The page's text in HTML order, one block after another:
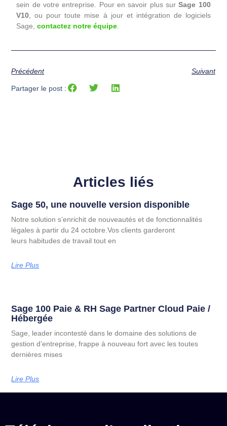
sein de votre entreprise. Pour en savoir plus surSage 100
V10, ou pour toute mise à jour et intégration de logiciels
Sage,contactez notre équipe.
Précédent Suivant
Partager le post :
Articles liés
Sage 50, une nouvelle version disponible
Notre solution s’enrichit de nouveautés et de fonctionnalités
légales à partir du 24 octobre.Vos clients garderont
leurs habitudes de travail tout en
Lire Plus
Sage 100 Paie & RH Sage Partner Cloud Paie /
Hébergée
Sage, leader incontesté dans le domaine des solutions de
gestion d’entreprise, frappe à nouveau fort avec les toutes
dernières mises
Lire Plus